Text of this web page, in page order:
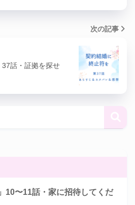
次の記事
37話・証拠を探せ
10〜11話・家に招待してくだ